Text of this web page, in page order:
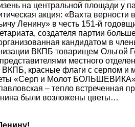
на центральной площади
акция: «Вахта
Ленину» в честь 151-й
создателя партии
кандидатом в
ВКПБ товарищем Ольгой
местного
красные флаги с серпом и
«Серп и Молот
– тепло встреченная
были возложены цветы…